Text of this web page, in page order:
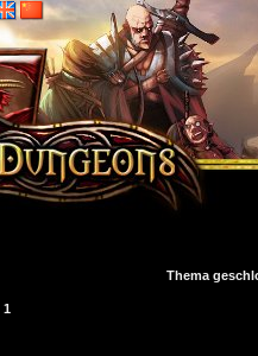
Thema
1